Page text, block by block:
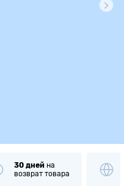
30 дней на
возврат товара